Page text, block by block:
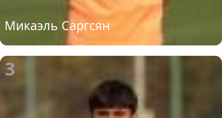
Микаэль Саргсян
3